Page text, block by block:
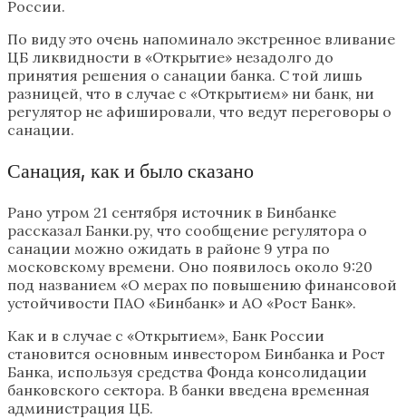
России.
По виду это очень напоминало экстренное вливание
ЦБ ликвидности в «Открытие» незадолго до
принятия решения о санации банка. С той лишь
разницей, что в случае с «Открытием» ни банк, ни
регулятор не афишировали, что ведут переговоры о
санации.
Санация, как и было сказано
Рано утром 21 сентября источник в Бинбанке
рассказал Банки.ру, что сообщение регулятора о
санации можно ожидать в районе 9 утра по
московскому времени. Оно появилось около 9:20
под названием «О мерах по повышению финансовой
устойчивости ПАО «Бинбанк» и АО «Рост Банк».
Как и в случае с «Открытием», Банк России
становится основным инвестором Бинбанка и Рост
Банка, используя средства Фонда консолидации
банковского сектора. В банки введена временная
администрация ЦБ.